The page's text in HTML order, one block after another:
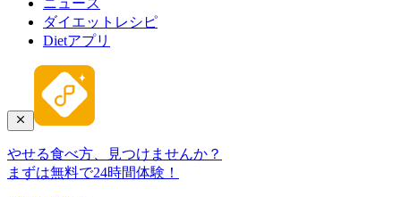
ニュース
ダイエットレシピ
Dietアプリ
やせる食べ方、見つけませんか？
まずは無料で24時間体験！